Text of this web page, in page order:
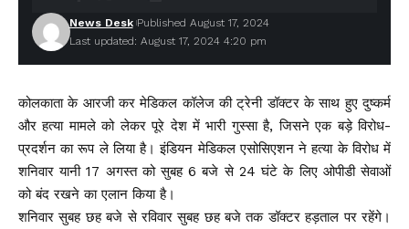
Last updated: August 17, 2024 4:20 pm
News Desk Published August 17, 2024
कोलकाता के आरजी कर मेडिकल कॉलेज की ट्रेनी डॉक्टर के साथ हुए दुष्कर्म
और हत्या मामले को लेकर पूरे देश में भारी गुस्सा है, जिसने एक बड़े विरोध-
प्रदर्शन का रूप ले लिया है। इंडियन मेडिकल एसोसिएशन ने हत्या के विरोध में
शनिवार यानी 17 अगस्त को सुबह 6 बजे से 24 घंटे के लिए ओपीडी सेवाओं
को बंद रखने का एलान किया है।
शनिवार सुबह छह बजे से रविवार सुबह छह बजे तक डॉक्टर हड़ताल पर रहेंगे।